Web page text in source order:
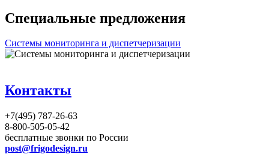
Специальные предложения
Системы мониторинга и диспетчеризации
Контакты
+7(495) 787-26-63
8-800-505-05-42
бесплатные звонки по России
post@frigodesign.ru